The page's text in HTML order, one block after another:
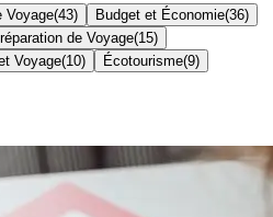
Voyage(43) Budget et Économie(36)
de Voyage(15)
Voyage(10) Écotourisme(9)